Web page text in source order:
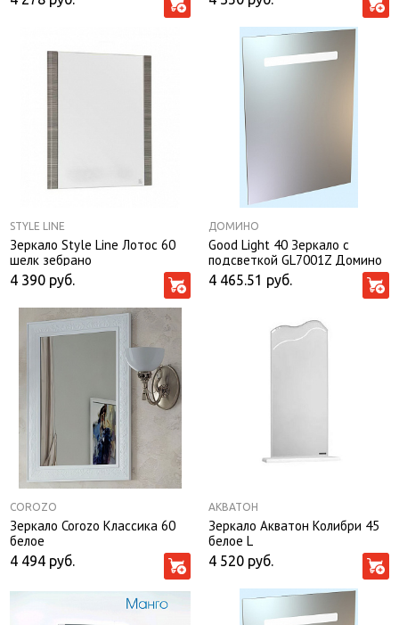
STYLE LINE
Зеркало Style Line Лотос 60
шелк зебрано
4 390 руб.
ДОМИНО
Good Light 40 Зеркало с
подсветкой GL7001Z Домино
4 465.51 руб.
COROZO
Зеркало Corozo Классика 60
белое
4 494 руб.
АКВАТОН
Зеркало Акватон Колибри 45
белое L
4 520 руб.